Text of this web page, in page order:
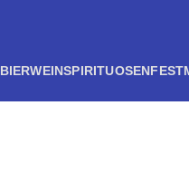
BIERWEINSPIRITUOSEN